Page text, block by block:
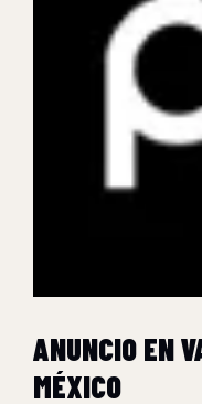
ANUNCIO EN
MÉXICO